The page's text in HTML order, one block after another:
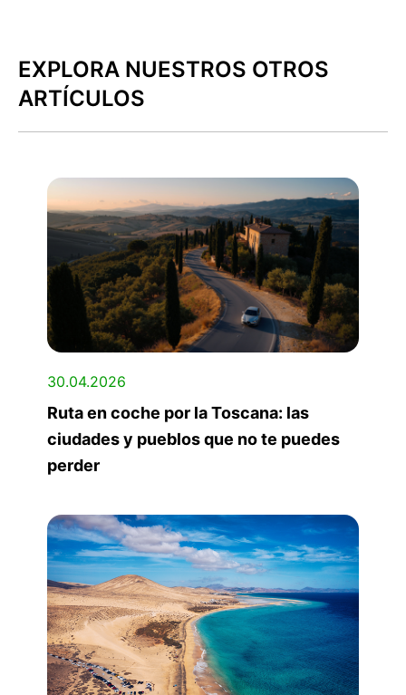
EXPLORA NUESTROS OTROS
ARTÍCULOS
30.04.2026
Ruta en coche por la Toscana: las
ciudades y pueblos que no te puedes
perder